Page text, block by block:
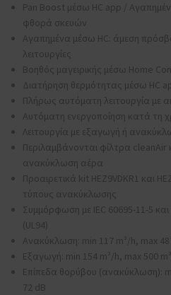
Pan Boost μέσω HC app /
φθορά σκευών
Αγαπημένα μέσω HC: άμεση
λειτουργίες
Βοηθός μαγειρικής μέσω Home
Διατήρηση θερμότητας μέσω HC
Πλήρως αυτόματη λειτουργία με
Αυτόματη ενεργοποίηση κατά τη
Λειτουργία με εξαγωγή ή
Περιλαμβάνονται φίλτρα
ανακύκλωση αέρα
Προαιρετικά kit HEZ9VDKR1 και
τύπους ανακύκλωσης
Συμμόρφωση με IEC 60695-11-5
(UL94)
Ανακύκλωση: min 117 m³/h, max
Εξαγωγή: min 154 m³/h, max 500
Επίπεδα θορύβου (ανακύκλωση):
72 dB